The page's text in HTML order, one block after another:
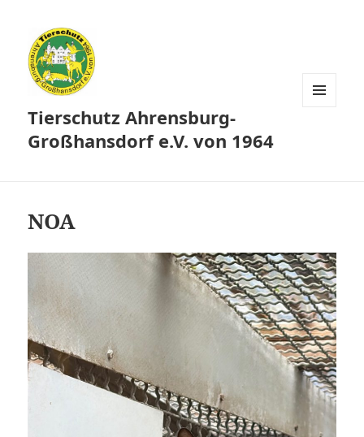
Tierschutz Ahrensburg-
Großhansdorf e.V. von 1964
NOA